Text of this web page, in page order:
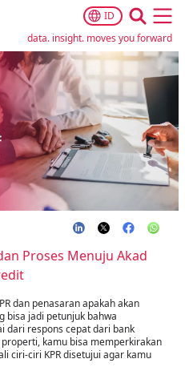
ID
data. insight. moves you forward
Proses Menuju Akad
dan penasaran apakah akan
bisa jadi petunjuk bahwa
dari respons cepat dari bank
kamu bisa memperkirakan
ciri-ciri KPR disetujui agar kamu